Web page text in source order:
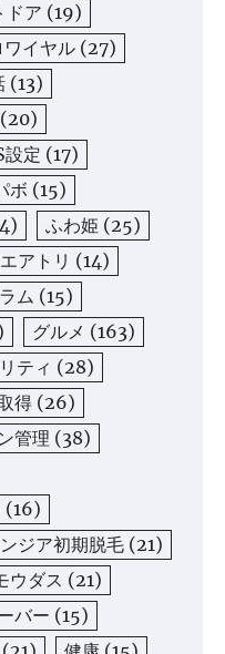
ドア (19)
イヤル (27)
(13)
(20)
設定 (17)
ボ (15)
ふわ姫 (25)
エアトリ (14)
ム (15)
グルメ (163)
ティ (28)
得 (26)
管理 (38)
(16)
ジア初期脱毛 (21)
ウダス (21)
バー (15)